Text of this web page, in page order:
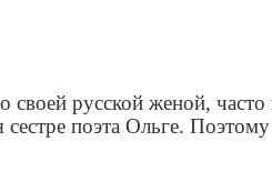
своей русской женой,
поэта Ольге. Поэтому